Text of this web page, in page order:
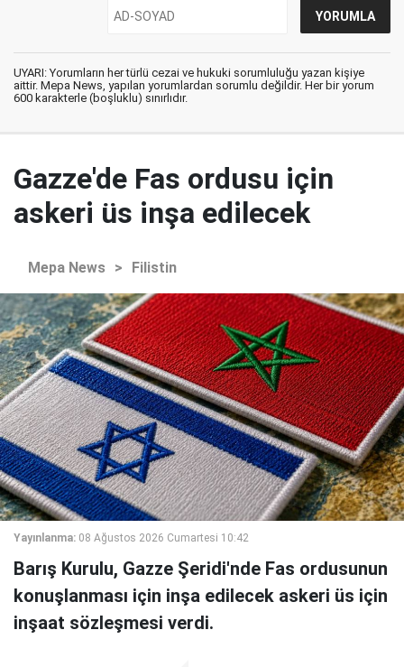
UYARI: Yorumların her türlü cezai ve hukuki sorumluluğu yazan kişiye
aittir. Mepa News, yapılan yorumlardan sorumlu değildir. Her bir yorum
600 karakterle (boşluklu) sınırlıdır.
Gazze'de Fas ordusu için
askeri üs inşa edilecek
Mepa News > Filistin
Yayınlanma: 08 Ağustos 2026 Cumartesi 10:42
Barış Kurulu, Gazze Şeridi'nde Fas ordusunun
konuşlanması için inşa edilecek askeri üs için
inşaat sözleşmesi verdi.